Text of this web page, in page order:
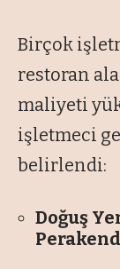
Birçok
restoran
maliyeti
işletmeci
belirlendi:
Doğuş